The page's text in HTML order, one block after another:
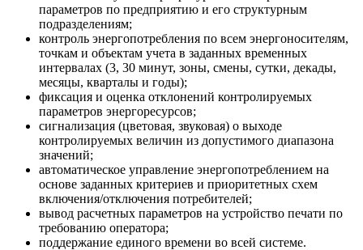
параметров по предприятию и его структурным
подразделениям;
контроль энергопотребления по всем энергоносителям,
точкам и объектам учета в заданных временных
интервалах (3, 30 минут, зоны, смены, сутки, декады,
месяцы, кварталы и годы);
фиксация и оценка отклонений контролируемых
параметров энергоресурсов;
сигнализация (цветовая, звуковая) о выходе
контролируемых величин из допустимого диапазона
значений;
автоматическое управление энергопотреблением на
основе заданных критериев и приоритетных схем
включения/отключения потребителей;
вывод расчетных параметров на устройство печати по
требованию оператора;
поддержание единого времени во всей системе.